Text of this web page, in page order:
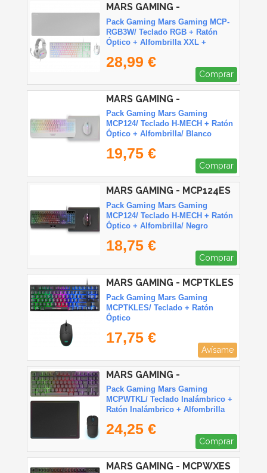
MARS GAMING -
MCPRGB3WES
Pack Gaming Mars Gaming MCP-
RGB3W/ Teclado RGB + Ratón
Óptico + Alfombrilla XXL +
28,99 €
Comprar
MARS GAMING -
MCP124WES
Pack Gaming Mars Gaming
MCP124/ Teclado H-MECH + Ratón
Óptico + Alfombrilla/ Blanco
19,75 €
Comprar
MARS GAMING - MCP124ES
Pack Gaming Mars Gaming
MCP124/ Teclado H-MECH + Ratón
Óptico + Alfombrilla/ Negro
18,75 €
Comprar
MARS GAMING - MCPTKLES
Pack Gaming Mars Gaming
MCPTKLES/ Teclado + Ratón
Óptico
17,75 €
Avísame
MARS GAMING -
MCPWTKLES
Pack Gaming Mars Gaming
MCPWTKL/ Teclado Inalámbrico +
Ratón Inalámbrico + Alfombrilla
24,25 €
Comprar
MARS GAMING - MCPWXES